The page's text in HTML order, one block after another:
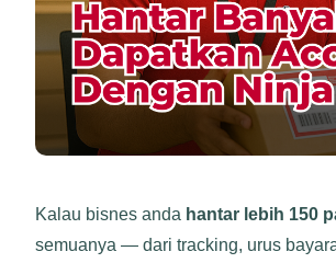
Kalau bisnes anda hantar lebih 150
semuanya — dari tracking, urus